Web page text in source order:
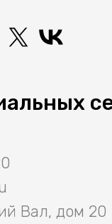
Вал, дом 20